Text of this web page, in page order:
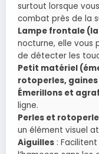
surtout lorsque
combat près de la
Lampe frontale
nocturne, elle
de détecter les
Petit matériel
rotoperles,
Émerillons et
ligne.
Perles et
un élément visuel
Aiguilles : Facilitent